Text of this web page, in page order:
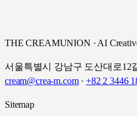
THE CREAMUNION · AI
서울특별시 강남구 도산대로12
cream@crea-m.com· +82 2 3446
Sitemap